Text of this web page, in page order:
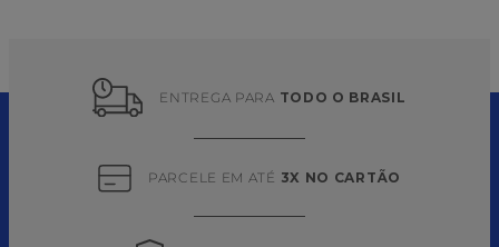
ENTREGA PARA TODO O BRASIL
PARCELE EM ATÉ 3X NO CARTÃO